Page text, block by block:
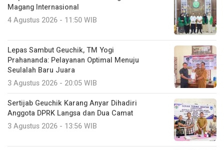
Magang Internasional
4 Agustus 2026 - 11:50 WIB
Lepas Sambut Geuchik, TM Yogi
Prahananda: Pelayanan Optimal Menuju
Seulalah Baru Juara
3 Agustus 2026 - 20:05 WIB
Sertijab Geuchik Karang Anyar Dihadiri
Anggota DPRK Langsa dan Dua Camat
3 Agustus 2026 - 13:56 WIB